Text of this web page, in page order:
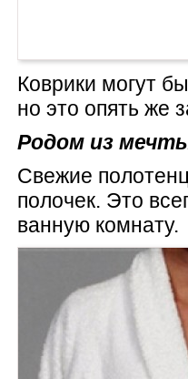
Коврики могут
но это опять же
Родом из
Свежие
полочек. Это
ванную комнату.